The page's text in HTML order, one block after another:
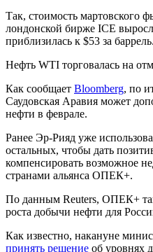
Так, стоимость мартовского
лондонской бирже ICE
приблизилась к $53 за баррель.
Нефть WTI торговалась на
Как сообщает Bloomberg, по
Саудовская Аравия может
нефти в феврале.
Ранее Эр-Рияд уже
остальных, чтобы дать
компенсировать возможное
странами альянса ОПЕК+.
По данным Reuters, ОПЕК+
роста добычи нефти для
Как известно, накануне
принять решение об уровнях